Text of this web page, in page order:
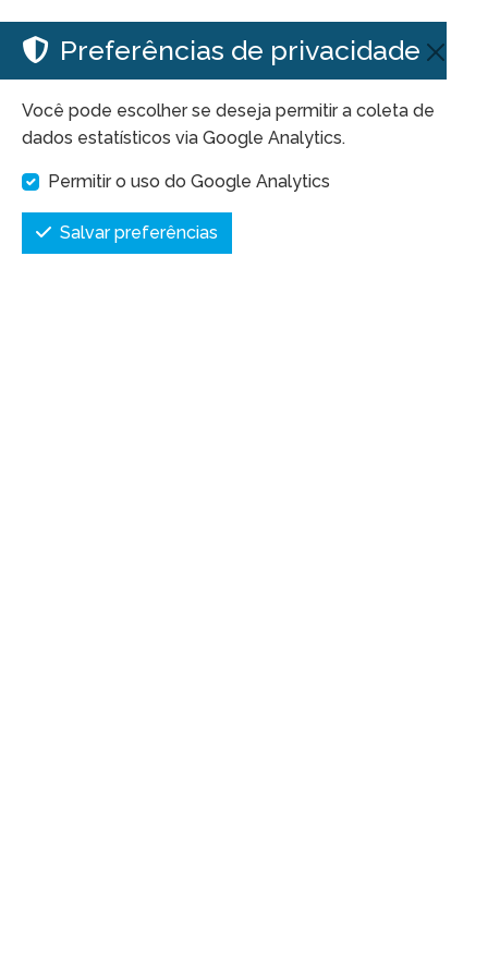
Preferências de privacidade
Você pode escolher se deseja permitir a coleta de
dados estatísticos via Google Analytics.
Permitir o uso do Google Analytics
Salvar preferências